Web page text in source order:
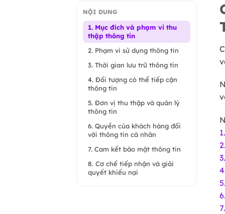
NỘI DUNG
1. Mục đích và phạm vi thu
thập thông tin
2. Phạm vi sử dụng thông tin
3. Thời gian lưu trữ thông tin
4. Đối tượng có thể tiếp cận
thông tin
5. Đơn vị thu thập và quản lý
thông tin
6. Quyền của khách hàng đối
với thông tin cá nhân
7. Cam kết bảo mật thông tin
8. Cơ chế tiếp nhận và giải
quyết khiếu nại